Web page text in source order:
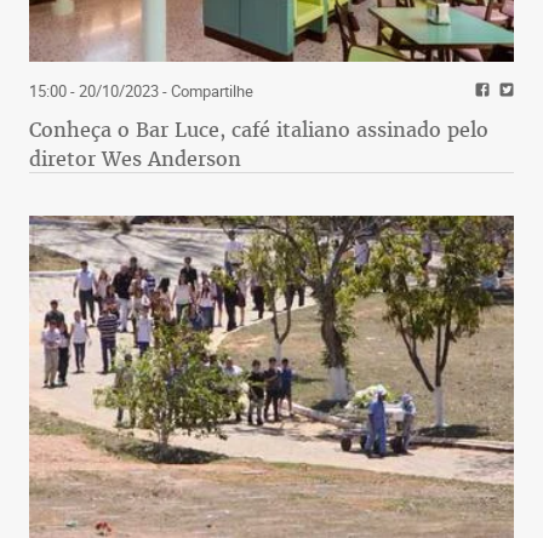
15:00 - 20/10/2023- Compartilhe
Conheça o Bar Luce, café italiano assinado pelo
diretor Wes Anderson